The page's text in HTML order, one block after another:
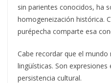
sin parientes conocidos, ha
homogeneización histórica.
purépecha comparte esa
Cabe recordar que el mundo
lingüísticas. Son expresiones
persistencia cultural.